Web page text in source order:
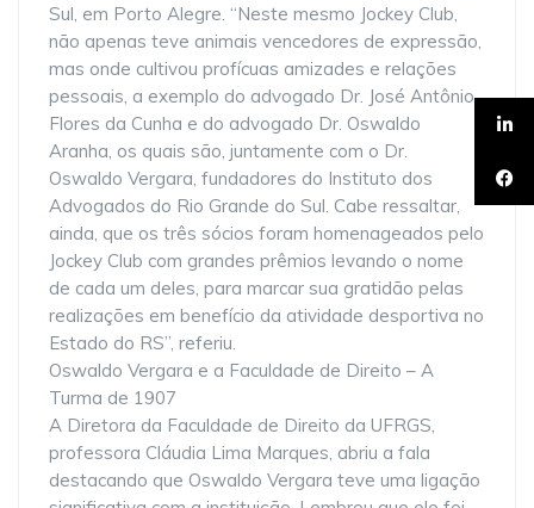
Sul, em Porto Alegre. “Neste mesmo Jockey Club,
não apenas teve animais vencedores de expressão,
mas onde cultivou profícuas amizades e relações
pessoais, a exemplo do advogado Dr. José Antônio
Flores da Cunha e do advogado Dr. Oswaldo
Aranha, os quais são, juntamente com o Dr.
Oswaldo Vergara, fundadores do Instituto dos
Advogados do Rio Grande do Sul. Cabe ressaltar,
ainda, que os três sócios foram homenageados pelo
Jockey Club com grandes prêmios levando o nome
de cada um deles, para marcar sua gratidão pelas
realizações em benefício da atividade desportiva no
Estado do RS”, referiu.
Oswaldo Vergara e a Faculdade de Direito – A
Turma de 1907
A Diretora da Faculdade de Direito da UFRGS,
professora Cláudia Lima Marques, abriu a fala
destacando que Oswaldo Vergara teve uma ligação